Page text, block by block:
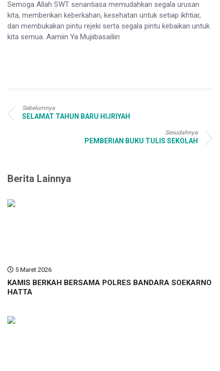
Semoga Allah SWT senantiasa memudahkan segala urusan
kita, memberikan keberkahan, kesehatan untuk setiap ikhtiar,
dan membukakan pintu rejeki serta segala pintu kebaikan untuk
kita semua. Aamiin Ya Mujiibasailiin
Sebelumnya
SELAMAT TAHUN BARU HIJRIYAH
Sesudahnya
PEMBERIAN BUKU TULIS SEKOLAH
Berita Lainnya
5 Maret 2026
KAMIS BERKAH BERSAMA POLRES BANDARA SOEKARNO
HATTA